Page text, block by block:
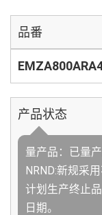
品番
产品状态
量产品：已量
NRND:新规采
计划生产终止
日期。